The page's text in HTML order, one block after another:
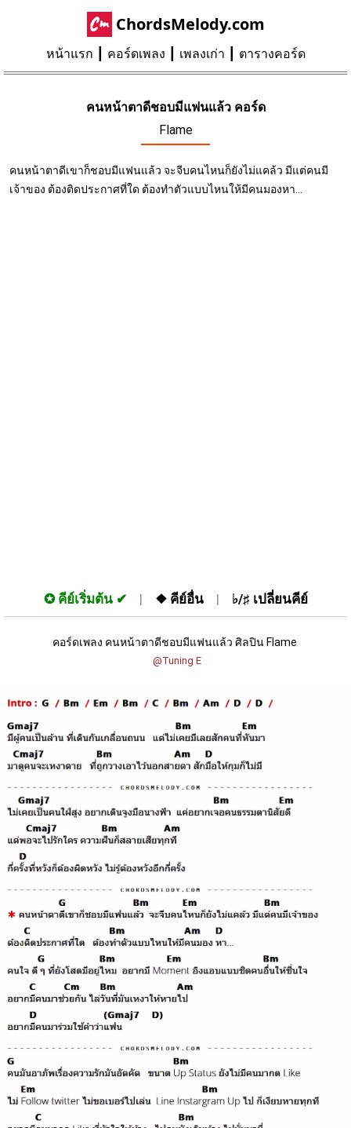
ChordsMelody.com
หน้าแรก คอร์ดเพลง เพลงเก่า ตารางคอร์ด
คนหน้าตาดีชอบมีแฟนแล้ว คอร์ด
Flame
คนหน้าตาดีเขาก็ชอบมีแฟนแล้ว จะจีบคนไหนก็ยังไม่แคล้ว มีแต่คนมี
เจ้าของ ต้องติดประกาศที่ใด ต้องทำตัวแบบไหนให้มีคนมองหา...
✪ คีย์เริ่มต้น ❖ คีย์อื่น ♭/♯ เปลี่ยนคีย์
คอร์ดเพลง คนหน้าตาดีชอบมีแฟนแล้ว ศิลปิน Flame
@Tuning E